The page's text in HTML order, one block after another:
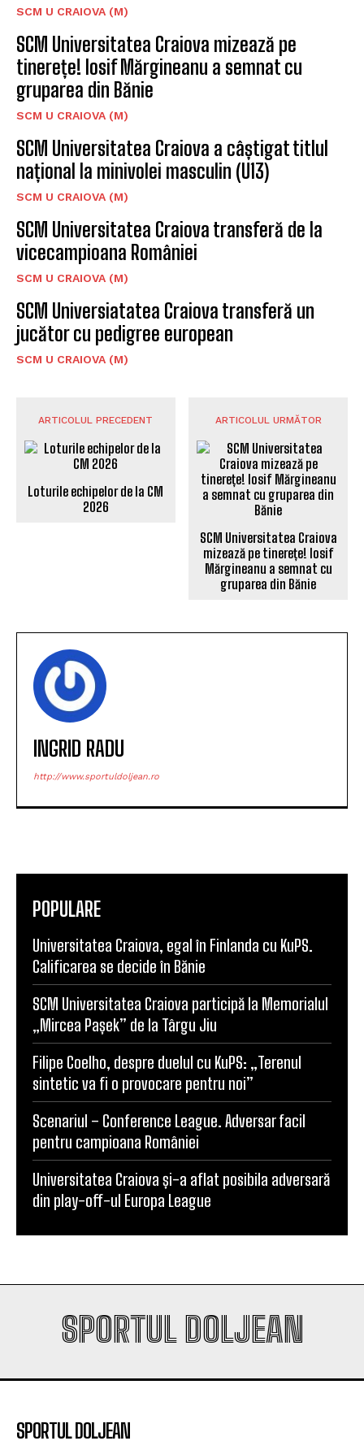
SCM U CRAIOVA (M)
SCM Universitatea Craiova mizează pe
tinerețe! Iosif Mărgineanu a semnat cu
gruparea din Bănie
SCM U CRAIOVA (M)
SCM Universitatea Craiova a câștigat titlul
național la minivolei masculin (U13)
SCM U CRAIOVA (M)
SCM Universitatea Craiova transferă de la
vicecampioana României
SCM U CRAIOVA (M)
SCM Universiatatea Craiova transferă un
jucător cu pedigree european
SCM U CRAIOVA (M)
ARTICOLUL PRECEDENT
Loturile echipelor de la CM
2026
ARTICOLUL URMĂTOR
SCM Universitatea Craiova
mizează pe tinerețe! Iosif
Mărgineanu a semnat cu
gruparea din Bănie
INGRID RADU
http://www.sportuldoljean.ro
POPULARE
Universitatea Craiova, egal în Finlanda cu KuPS.
Calificarea se decide în Bănie
SCM Universitatea Craiova participă la Memorialul
„Mircea Pașek” de la Târgu Jiu
Filipe Coelho, despre duelul cu KuPS: „Terenul
sintetic va fi o provocare pentru noi”
Scenariul – Conference League. Adversar facil
pentru campioana României
Universitatea Craiova și-a aflat posibila adversară
din play-off-ul Europa League
SPORTUL DOLJEAN
SPORTUL DOLJEAN